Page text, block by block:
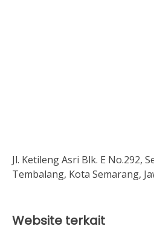
Jl. Ketileng Asri Blk. E No.292,
Tembalang, Kota Semarang,
Website terkait